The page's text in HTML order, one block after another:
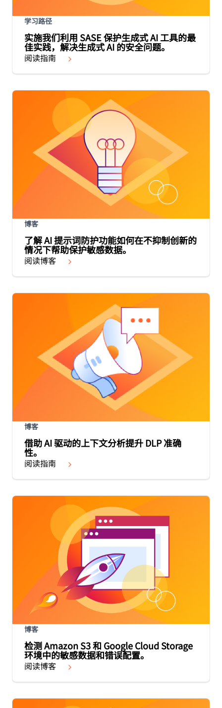
学习路径
实施我们利用 SASE 保护生成式 AI 工具的最
佳实践，解决生成式 AI 的安全问题。
阅读指南
博客
了解 AI 提示词防护功能如何在不抑制创新的
情况下帮助保护敏感数据。
阅读博客
博客
借助 AI 驱动的上下文分析提升 DLP 准确
性。
阅读指南
博客
检测 Amazon S3 和 Google Cloud Storage
环境中的敏感数据和错误配置。
阅读博客